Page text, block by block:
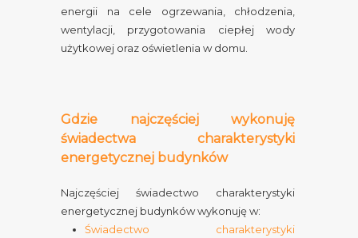
energii na cele ogrzewania, chłodzenia,
wentylacji, przygotowania ciepłej wody
użytkowej oraz oświetlenia w domu.
Gdzie najczęściej wykonuję
świadectwa charakterystyki
energetycznej budynków
Najczęściej świadectwo charakterystyki
energetycznej budynków wykonuję w:
Świadectwo charakterystyki